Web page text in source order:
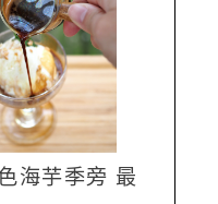
海芋季旁 最